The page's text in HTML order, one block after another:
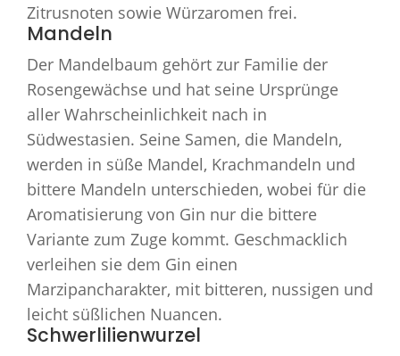
Zitrusnoten sowie Würzaromen frei.
Mandeln
Der Mandelbaum gehört zur Familie der
Rosengewächse und hat seine Ursprünge
aller Wahrscheinlichkeit nach in
Südwestasien. Seine Samen, die Mandeln,
werden in süße Mandel, Krachmandeln und
bittere Mandeln unterschieden, wobei für die
Aromatisierung von Gin nur die bittere
Variante zum Zuge kommt. Geschmacklich
verleihen sie dem Gin einen
Marzipancharakter, mit bitteren, nussigen und
leicht süßlichen Nuancen.
Schwerlilienwurzel